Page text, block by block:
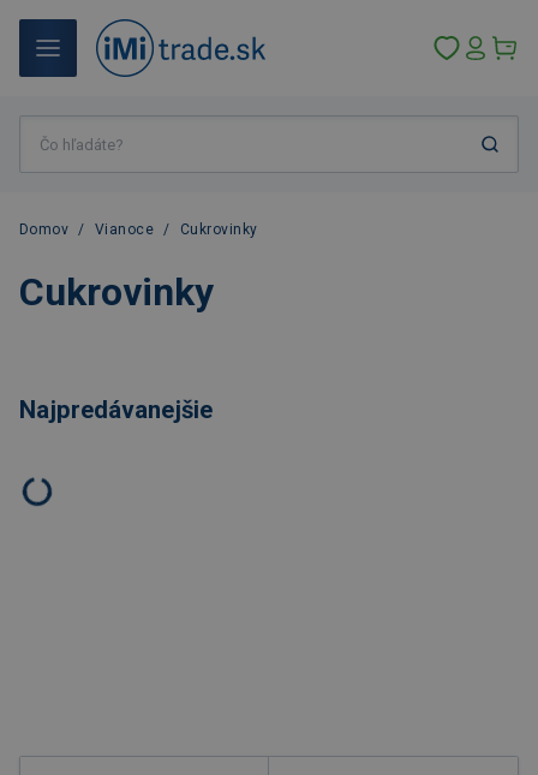
Domov / Vianoce / Cukrovinky
Cukrovinky
Najpredávanejšie